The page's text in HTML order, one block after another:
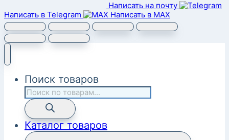
Написать на почту
Написать в Telegram
Написать в MAX
Поиск товаров
Каталог товаров